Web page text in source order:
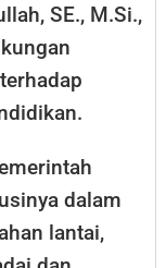
SE., M.Si.,
dalam
lantai,